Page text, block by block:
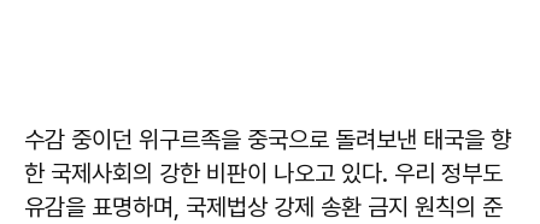
수감 중이던 위구르족을 중국으로 돌려보낸 태국을 향
한 국제사회의 강한 비판이 나오고 있다. 우리 정부도
유감을 표명하며, 국제법상 강제 송환 금지 원칙의 준